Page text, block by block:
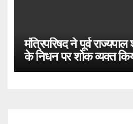
मंत्रिपरिषद ने पूर्व
के निधन पर शोक व्यक्त